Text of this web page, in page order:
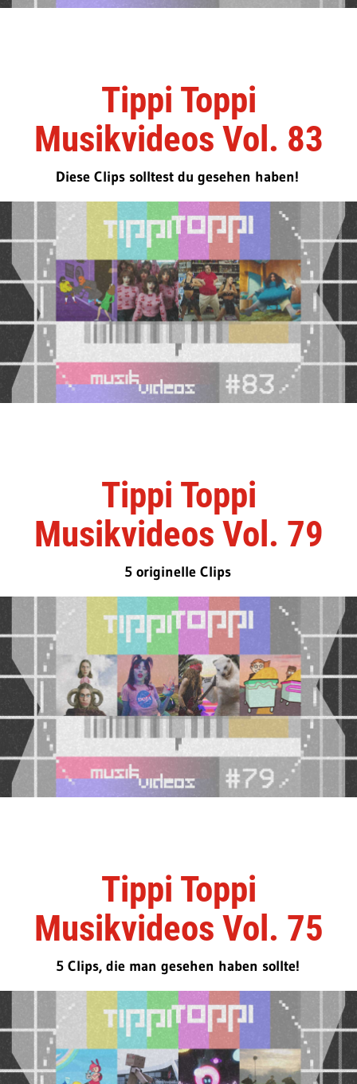
Tippi Toppi
Musikvideos Vol. 83
Diese Clips solltest du gesehen haben!
Tippi Toppi
Musikvideos Vol. 79
5 originelle Clips
Tippi Toppi
Musikvideos Vol. 75
5 Clips, die man gesehen haben sollte!